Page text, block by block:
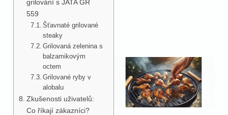
grilování s JATA GR
559
Šťavnaté grilované
steaky
Grilovaná zelenina s
balzamikovým
octem
Grilované ryby v
alobalu
Zkušenosti uživatelů:
Co říkají zákazníci?